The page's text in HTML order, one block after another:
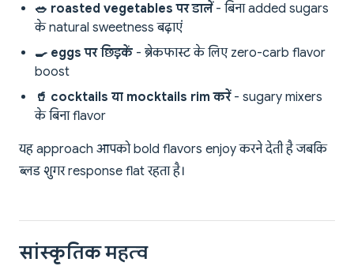
🥗 roasted vegetables पर डालें- बिना added sugars
के natural sweetness बढ़ाएं
🍳 eggs पर छिड़कें - ब्रेकफास्ट के लिए zero-carb flavor
boost
🥤 cocktails या mocktails rim करें- sugary mixers
के बिना flavor
यह approach आपको bold flavors enjoy करने देती है जबकि
ब्लड शुगर response flat रहता है।
सांस्कृतिक महत्व